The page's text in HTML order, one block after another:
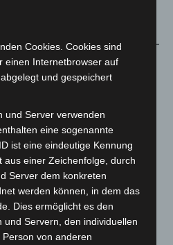
Cookies. Cookies sind
einen Internetbrowser auf
und gespeichert
und Server verwenden
eine sogenannte
ist eine eindeutige Kennung
aus einer Zeichenfolge, durch
Server dem konkreten
werden können, in dem das
Dies ermöglicht es den
und Servern, den individuellen
von anderen